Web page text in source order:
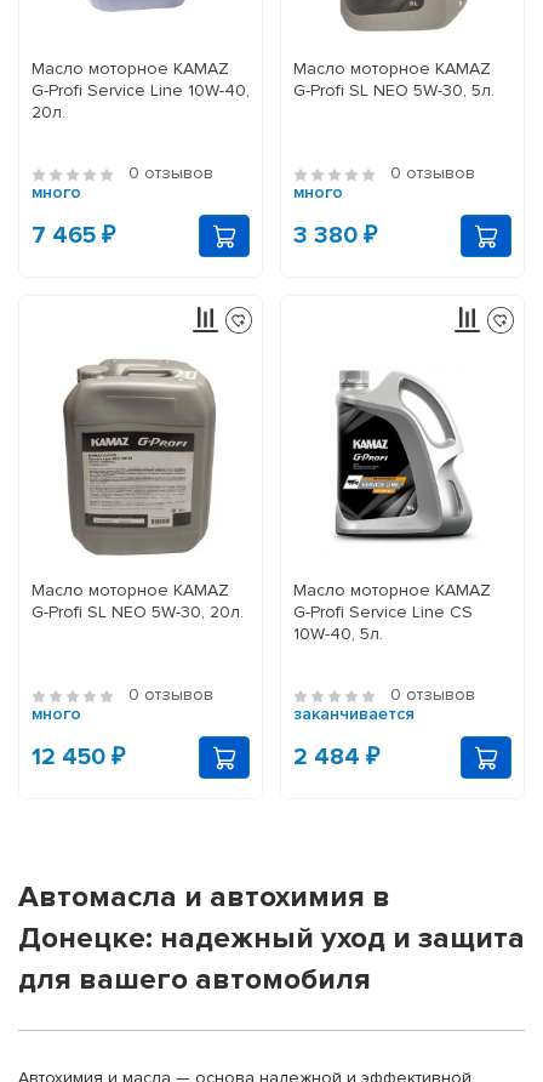
Масло моторное KAMAZ
G-Profi Service Line 10W-40,
20л.
0 отзывов
много
7 465 ₽
Масло моторное KAMAZ
G-Profi SL NEO 5W-30, 5л.
0 отзывов
много
3 380 ₽
Масло моторное KAMAZ
G-Profi SL NEO 5W-30, 20л.
0 отзывов
много
12 450 ₽
Масло моторное KAMAZ
G-Profi Service Line CS
10W-40, 5л.
0 отзывов
заканчивается
2 484 ₽
Автомасла и автохимия в
Донецке: надежный уход и защита
для вашего автомобиля
Автохимия и масла — основа надежной и эффективной